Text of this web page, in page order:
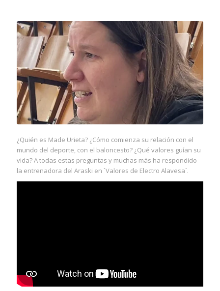
¿Quién es Made Urieta? ¿Cómo comienza su relación con el
mundo del deporte, con el baloncesto? ¿Qué valores guían su
vida? A todas estas preguntas y muchas más ha respondido
la entrenadora del Araski en `Valores de Electro Alavesa´.